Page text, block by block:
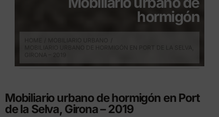
hormigón
Mobiliario urbano de hormigón en Port
de la Selva, Girona – 2019